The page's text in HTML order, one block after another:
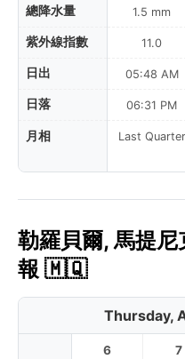
總降水量
紫外線指數
日出
日落
月相
1.5 mm
11.0
05:48 AM
06:31 PM
Last Quarter
勒羅貝爾, 馬提
報 🇲🇶
Thursday,
6 7